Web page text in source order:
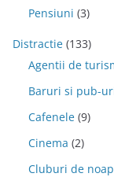
Pensiuni (3)
Distractie (133)
Agentii de
Baruri si pub-
Cafenele (9)
Cinema (2)
Cluburi de